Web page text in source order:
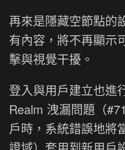
再來是隱藏空節點的
有內容，將不再顯示
擊與視覺干擾。
登入與用戶建立也進
Realm 洩漏問題（
戶時，系統錯誤地將